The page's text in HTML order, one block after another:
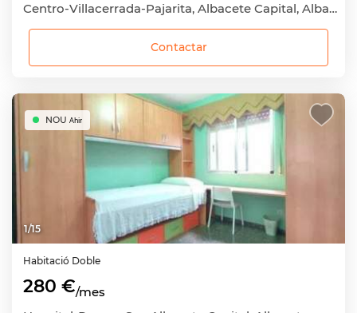
Centro-Villacerrada-Pajarita, Albacete Capital, Albacete
Contactar
1/15
NOU Ahir
Habitació Doble
280 €/mes